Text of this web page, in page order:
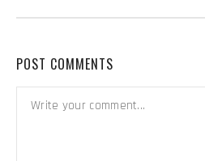
POST COMMENTS